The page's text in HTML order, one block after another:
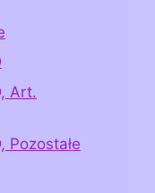
Art.
Pozostałe